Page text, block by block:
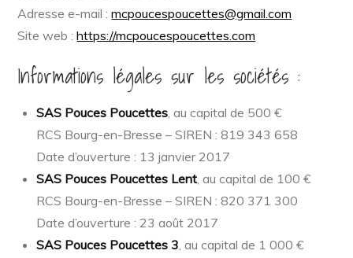
Adresse e-mail :mcpoucespoucettes@gmail.com
Site web :https://mcpoucespoucettes.com
Informations légales sur les sociétés :
SAS Pouces Poucettes, au capital de 500 €
RCS Bourg-en-Bresse – SIREN : 819 343 658
Date d’ouverture : 13 janvier 2017
SAS Pouces Poucettes Lent, au capital de 100 €
RCS Bourg-en-Bresse – SIREN : 820 371 300
Date d’ouverture : 23 août 2017
SAS Pouces Poucettes 3, au capital de 1 000 €